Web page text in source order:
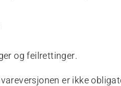
og feilrettinger.
er ikke